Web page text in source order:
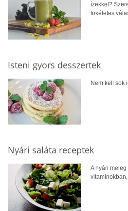
ízekkel?
tökéletes
Isteni gyors desszertek
Nem kell sok
Nyári saláta receptek
A nyári